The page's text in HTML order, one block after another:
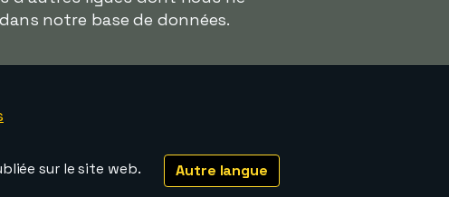
notre base de données.
Autre langue
sur le site web.